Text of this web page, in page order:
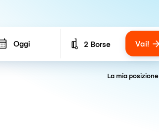
Oggi Number of bags
2 Borse Vai!
La mia posizione